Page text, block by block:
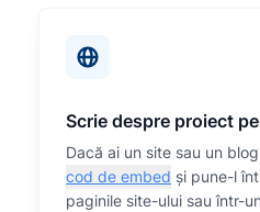
Scrie despre proiect
Dacă ai un site sau un
cod de embed și pune-l
paginile site-ului sau într-